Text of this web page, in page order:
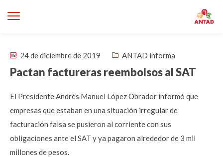
24 de diciembre de 2019 ANTAD informa
Pactan factureras reembolsos al SAT
El Presidente Andrés Manuel López Obrador informó que
empresas que estaban en una situación irregular de
facturación falsa se pusieron al corriente con sus
obligaciones ante el SAT y ya pagaron alrededor de 3 mil
millones de pesos.